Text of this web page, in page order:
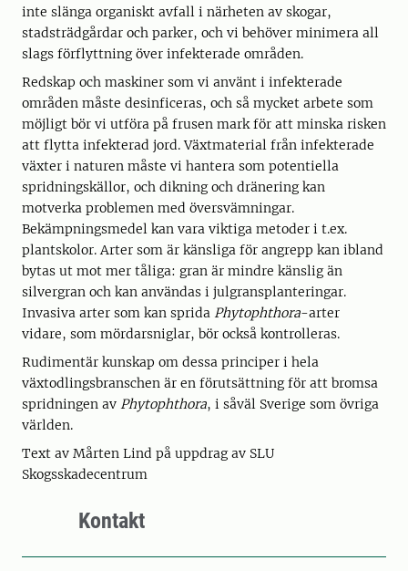
inte slänga organiskt avfall i närheten av skogar,
stadsträdgårdar och parker, och vi behöver minimera all
slags förflyttning över infekterade områden.
Redskap och maskiner som vi använt i infekterade
områden måste desinficeras, och så mycket arbete som
möjligt bör vi utföra på frusen mark för att minska risken
att flytta infekterad jord. Växtmaterial från infekterade
växter i naturen måste vi hantera som potentiella
spridningskällor, och dikning och dränering kan
motverka problemen med översvämningar.
Bekämpningsmedel kan vara viktiga metoder i t.ex.
plantskolor. Arter som är känsliga för angrepp kan ibland
bytas ut mot mer tåliga: gran är mindre känslig än
silvergran och kan användas i julgransplanteringar.
Invasiva arter som kan sprida Phytophthora-arter
vidare, som mördarsniglar, bör också kontrolleras.
Rudimentär kunskap om dessa principer i hela
växtodlingsbranschen är en förutsättning för att bromsa
spridningen av Phytophthora, i såväl Sverige som övriga
världen.
Text av Mårten Lind på uppdrag av SLU
Skogsskadecentrum
Kontakt